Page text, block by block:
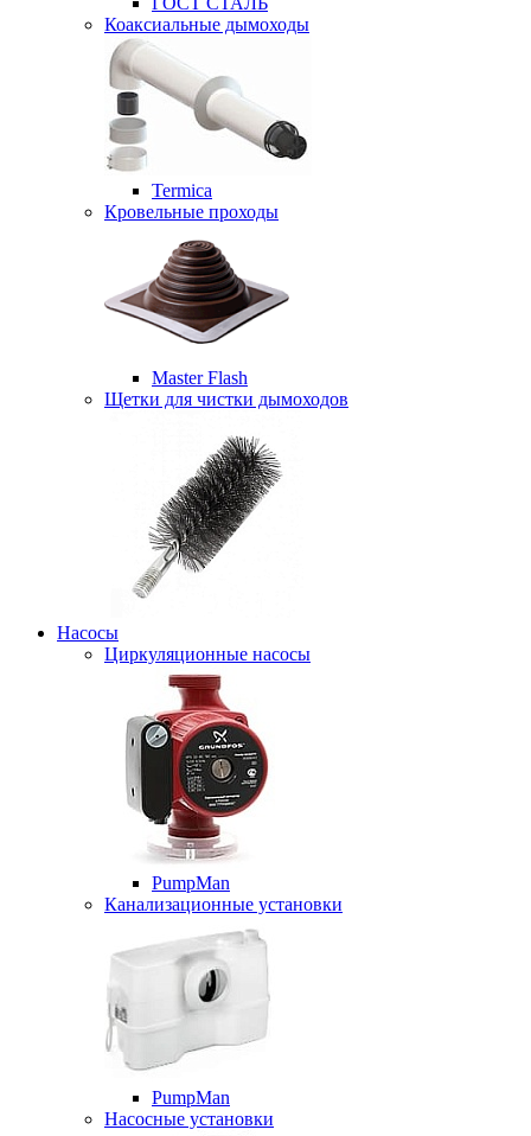
Коаксиальные дымоходы
Termica
Кровельные проходы
Master Flash
Щетки для чистки дымоходов
Насосы
Циркуляционные насосы
PumpMan
Канализационные установки
PumpMan
Насосные установки